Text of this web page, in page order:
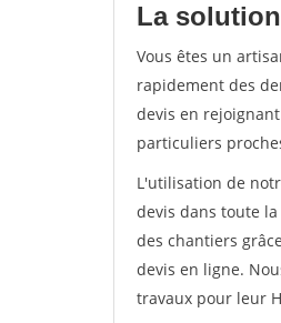
La
Vous êtes un
rapidement des
devis en
particuliers
L'utilisation de
devis dans toute
des chantiers
devis en ligne.
travaux pour leur